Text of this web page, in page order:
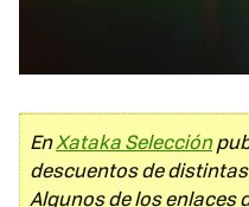
EnXataka Selección
descuentos de
Algunos de los enlaces